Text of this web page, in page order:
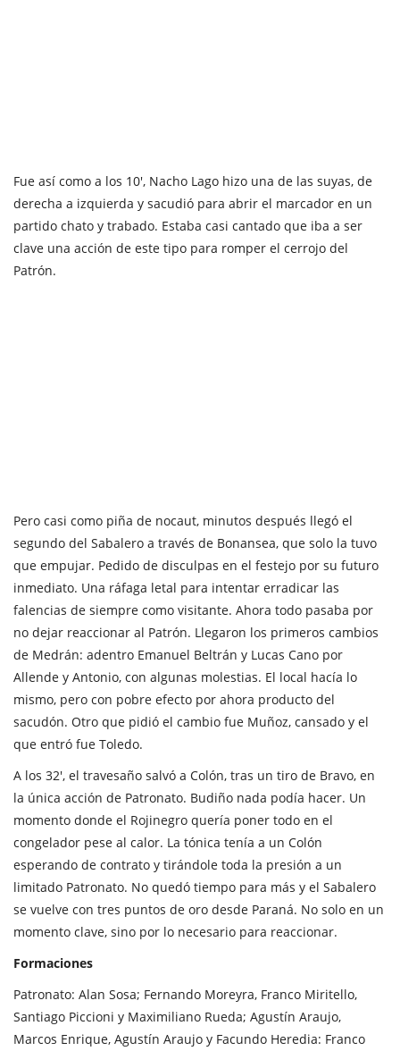
Fue así como a los 10', Nacho Lago hizo una de las suyas, de
derecha a izquierda y sacudió para abrir el marcador en un
partido chato y trabado. Estaba casi cantado que iba a ser
clave una acción de este tipo para romper el cerrojo del
Patrón.
Pero casi como piña de nocaut, minutos después llegó el
segundo del Sabalero a través de Bonansea, que solo la tuvo
que empujar. Pedido de disculpas en el festejo por su futuro
inmediato. Una ráfaga letal para intentar erradicar las
falencias de siempre como visitante. Ahora todo pasaba por
no dejar reaccionar al Patrón. Llegaron los primeros cambios
de Medrán: adentro Emanuel Beltrán y Lucas Cano por
Allende y Antonio, con algunas molestias. El local hacía lo
mismo, pero con pobre efecto por ahora producto del
sacudón. Otro que pidió el cambio fue Muñoz, cansado y el
que entró fue Toledo.
A los 32', el travesaño salvó a Colón, tras un tiro de Bravo, en
la única acción de Patronato. Budiño nada podía hacer. Un
momento donde el Rojinegro quería poner todo en el
congelador pese al calor. La tónica tenía a un Colón
esperando de contrato y tirándole toda la presión a un
limitado Patronato. No quedó tiempo para más y el Sabalero
se vuelve con tres puntos de oro desde Paraná. No solo en un
momento clave, sino por lo necesario para reaccionar.
Formaciones
Patronato: Alan Sosa; Fernando Moreyra, Franco Miritello,
Santiago Piccioni y Maximiliano Rueda; Agustín Araujo,
Marcos Enrique, Agustín Araujo y Facundo Heredia: Franco